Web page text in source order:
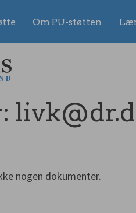
Om PU-støtten
nogen dokumenter.